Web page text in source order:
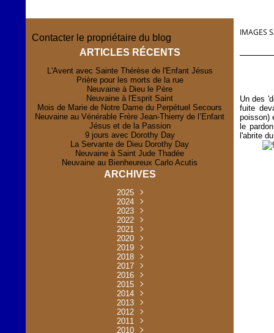
Contacter le propriétaire du blog
ARTICLES RÉCENTS
L'Avent avec Sainte Thérèse de l'Enfant Jésus
Prière pour les morts de la rue
Neuvaine à Dieu le Père
Neuvaine à l'Esprit Saint
Mois de Marie de Notre Dame du Perpétuel Secours
Neuvaine au Vénérable Frère Jean-Thierry de l’Enfant
Jésus et de la Passion
9 jours avec Dorothy Day
La Servante de Dieu Dorothy Day
Neuvaine à Saint Jude Thadée
Neuvaine au Bienheureux Carlo Acutis
ARCHIVES
2025
Novembre
Juillet(1)
Mai
(1)
Avril
(1)
Janvier(1)
2024
Novembre
Octobre
Août
(1)
Mai
(8)
Avril
(2)
Mars
(1)
Février(1)
Janvier(2)
2023
Décembre
Novembre
Octobre
Juin
(29)
Mai (31)
Avril
(2)
2022
Décembre
Novembre
Octobre
Août
(33)
Juillet
(32)
Juin
(1)
Mai (35)
Avril
(31)
Mars
(32)
Février(2)
Janvier(30)
2021
Décembre
Novembre
Octobre(30)
Septembre
Août
(30)
Juillet(2)
Mai (30)
Avril
(3)
2020
Décembre
Novembre
Octobre(17)
Septembre
Mai (30)
Avril
(13)
Mars
(1)
2019
Octobre
Mai (30)
Avril
(5)
Mars
(31)
Février(3)
2018
Décembre
Novembre
Octobre
Août
(2)
Juin
(5)
Mai (30)
Avril
(31)
Mars
(3)
2017
Décembre
Novembre
Octobre
Août
(30)
Juillet
(33)
Juin
(4)
Mai (32)
2016
Décembre
Novembre
Octobre
Septembre
Août
(2)
Juin
(4)
2015
Décembre
Novembre
Octobre
Septembre
Août
(4)
2014
Septembre
Août
(3)
Juillet(6)
Juin
(31)
2013
Décembre
Novembre
Octobre
2012
Décembre
Novembre
2011
Décembre
2010
IMAGES
Un des
fuite
poisson)
le
l'abrite